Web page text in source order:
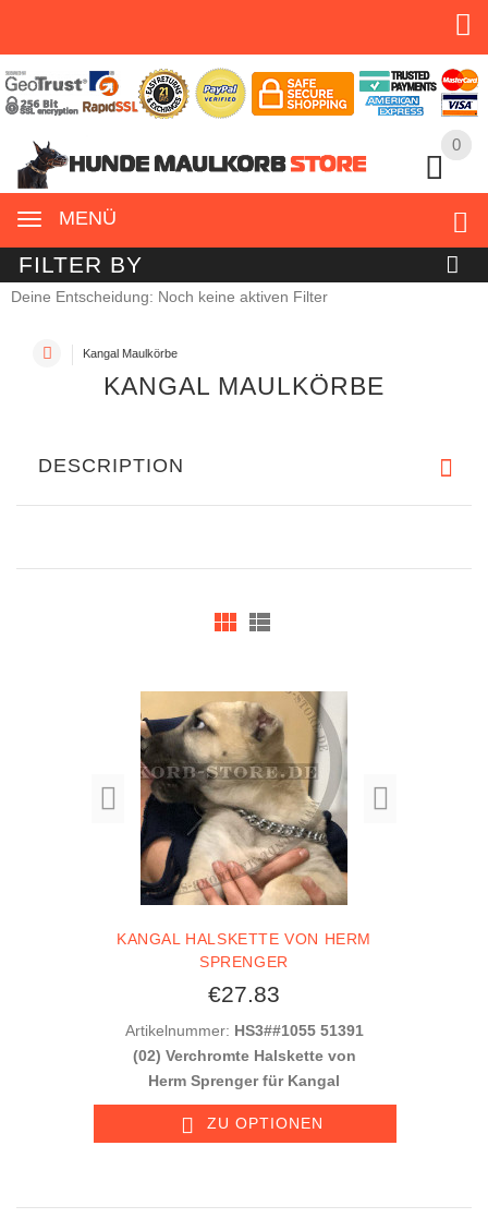
0
MENÜ
0
FILTER BY
Deine Entscheidung: Noch keine aktiven Filter
Kangal Maulkörbe
KANGAL MAULKÖRBE
DESCRIPTION
KANGAL HALSKETTE VON HERM
SPRENGER
€27.83
Artikelnummer: HS3##1055 51391
(02) Verchromte Halskette von
Herm Sprenger für Kangal
ZU OPTIONEN